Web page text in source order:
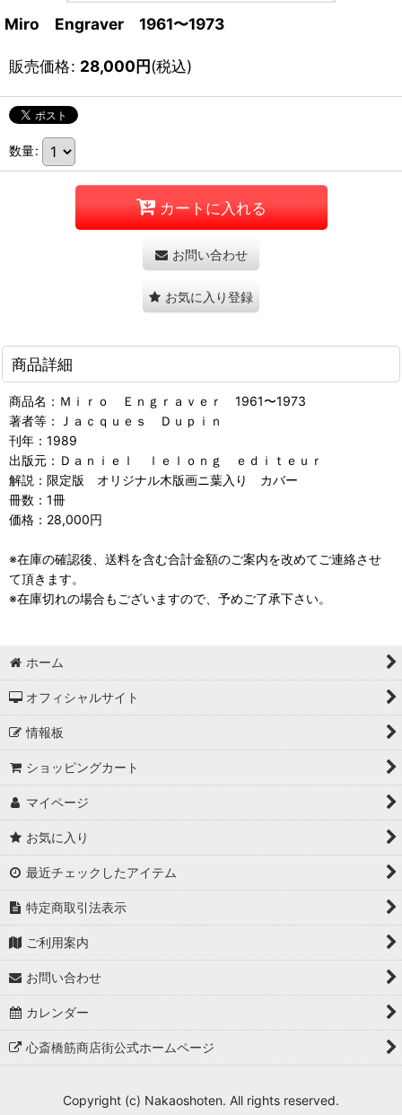
Miro Engraver 1961〜1973
販売価格: 28,000円(税込)
数量:
カートに入れる
お問い合わせ
お気に入り登録
商品詳細
商品名：Ｍｉｒｏ Ｅｎｇｒａｖｅｒ 1961〜1973
著者等：Ｊａｃｑｕｅｓ Ｄｕｐｉｎ
刊年：1989
出版元：Ｄａｎｉｅｌ ｌｅｌｏｎｇ ｅｄｉｔｅｕｒ
解説：限定版 オリジナル木版画ニ葉入り カバー
冊数：1冊
価格：28,000円
※在庫の確認後、送料を含む合計金額のご案内を改めてご連絡させ
て頂きます。
※在庫切れの場合もございますので、予めご了承下さい。
ホーム
オフィシャルサイト
情報板
ショッピングカート
マイページ
お気に入り
最近チェックしたアイテム
特定商取引法表示
ご利用案内
お問い合わせ
カレンダー
心斎橋筋商店街公式ホームページ
Copyright (c) Nakaoshoten. All rights reserved.